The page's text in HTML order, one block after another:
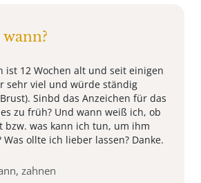
ist 12 Wochen alt und seit einigen
sehr viel und würde ständig
Sinbd das Anzeichen für das
zu früh? Und wann weiß ich, ob
bzw. was kann ich tun, um ihm
ollte ich lieber lassen? Danke.
zahnen